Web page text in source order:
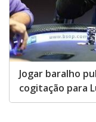
Jogar baralho
cogitação para